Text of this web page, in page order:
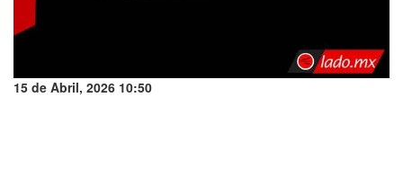
15 de Abril, 2026 10:50